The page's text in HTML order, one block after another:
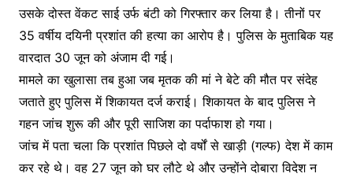
उसके दोस्त वेंकट साई उर्फ बंटी को गिरफ्तार कर लिया है। तीनों पर
35 वर्षीय दयिनी प्रशांत की हत्या का आरोप है। पुलिस के मुताबिक यह
वारदात 30 जून को अंजाम दी गई।
मामले का खुलासा तब हुआ जब मृतक की मां ने बेटे की मौत पर संदेह
जताते हुए पुलिस में शिकायत दर्ज कराई। शिकायत के बाद पुलिस ने
गहन जांच शुरू की और पूरी साजिश का पर्दाफाश हो गया।
जांच में पता चला कि प्रशांत पिछले दो वर्षों से खाड़ी (गल्फ) देश में काम
कर रहे थे। वह 27 जून को घर लौटे थे और उन्होंने दोबारा विदेश न